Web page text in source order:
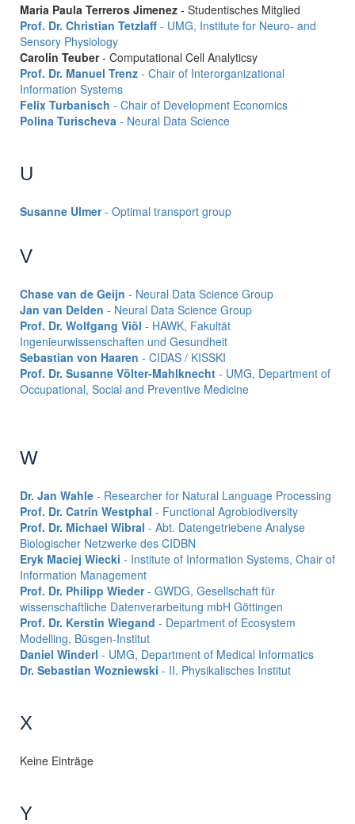
Maria Paula Terreros Jimenez - Studentisches Mitglied
Prof. Dr. Christian Tetzlaff - UMG, Institute for Neuro- and
Sensory Physiology
Carolin Teuber- Computational Cell Analyticsy
Prof. Dr. Manuel Trenz - Chair of Interorganizational
Information Systems
Felix Turbanisch - Chair of Development Economics
Polina Turischeva - Neural Data Science
U
Susanne Ulmer- Optimal transport group
V
Chase van de Geijn - Neural Data Science Group
Jan van Delden - Neural Data Science Group
Prof. Dr. Wolfgang Viöl - HAWK, Fakultät
Ingenieurwissenschaften und Gesundheit
Sebastian von Haaren - CIDAS / KISSKI
Prof. Dr. Susanne Völter-Mahlknecht - UMG, Department of
Occupational, Social and Preventive Medicine
W
Dr. Jan Wahle - Researcher for Natural Language Processing
Prof. Dr. Catrin Westphal - Functional Agrobiodiversity
Prof. Dr. Michael Wibral - Abt. Datengetriebene Analyse
Biologischer Netzwerke des CIDBN
Eryk Maciej Wiecki - Institute of Information Systems, Chair of
Information Management
Prof. Dr. Philipp Wieder- GWDG, Gesellschaft für
wissenschaftliche Datenverarbeitung mbH Göttingen
Prof. Dr. Kerstin Wiegand - Department of Ecosystem
Modelling, Büsgen-Institut
Daniel Winderl - UMG, Department of Medical Informatics
Dr. Sebastian Wozniewski - II. Physikalisches Institut
X
Keine Einträge
Y